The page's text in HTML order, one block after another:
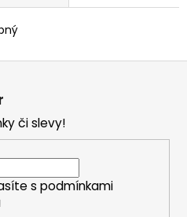
či slevy!
s podmínkami